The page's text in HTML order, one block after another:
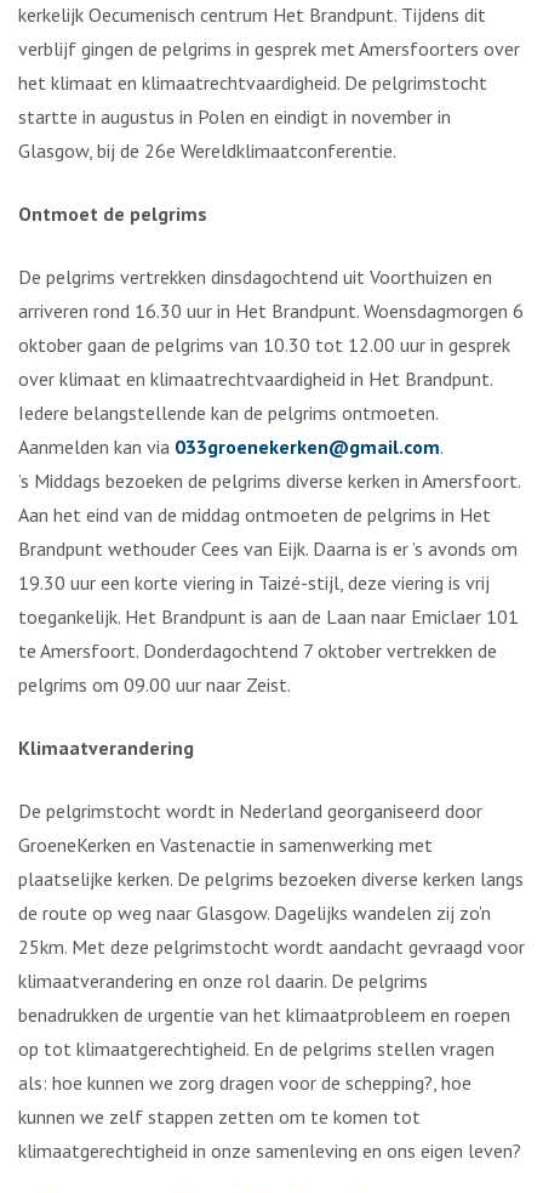
kerkelijk Oecumenisch centrum Het Brandpunt. Tijdens dit
verblijf gingen de pelgrims in gesprek met Amersfoorters over
het klimaat en klimaatrechtvaardigheid. De pelgrimstocht
startte in augustus in Polen en eindigt in november in
Glasgow, bij de 26e Wereldklimaatconferentie.
Ontmoet de pelgrims
De pelgrims vertrekken dinsdagochtend uit Voorthuizen en
arriveren rond 16.30 uur in Het Brandpunt. Woensdagmorgen 6
oktober gaan de pelgrims van 10.30 tot 12.00 uur in gesprek
over klimaat en klimaatrechtvaardigheid in Het Brandpunt.
Iedere belangstellende kan de pelgrims ontmoeten.
Aanmelden kan via 033groenekerken@gmail.com.
’s Middags bezoeken de pelgrims diverse kerken in Amersfoort.
Aan het eind van de middag ontmoeten de pelgrims in Het
Brandpunt wethouder Cees van Eijk. Daarna is er ’s avonds om
19.30 uur een korte viering in Taizé-stijl, deze viering is vrij
toegankelijk. Het Brandpunt is aan de Laan naar Emiclaer 101
te Amersfoort. Donderdagochtend 7 oktober vertrekken de
pelgrims om 09.00 uur naar Zeist.
Klimaatverandering
De pelgrimstocht wordt in Nederland georganiseerd door
GroeneKerken en Vastenactie in samenwerking met
plaatselijke kerken. De pelgrims bezoeken diverse kerken langs
de route op weg naar Glasgow. Dagelijks wandelen zij zo’n
25km. Met deze pelgrimstocht wordt aandacht gevraagd voor
klimaatverandering en onze rol daarin. De pelgrims
benadrukken de urgentie van het klimaatprobleem en roepen
op tot klimaatgerechtigheid. En de pelgrims stellen vragen
als: hoe kunnen we zorg dragen voor de schepping?, hoe
kunnen we zelf stappen zetten om te komen tot
klimaatgerechtigheid in onze samenleving en ons eigen leven?